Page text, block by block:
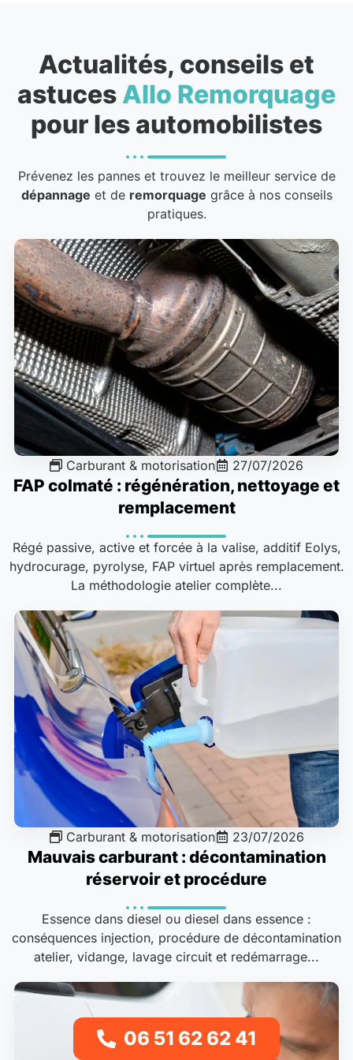
Actualités, conseils et
astuces Allo Remorquage
pour les automobilistes
Prévenez les pannes et trouvez le meilleur service de
dépannage et de remorquage grâce à nos conseils
pratiques.
Carburant & motorisation 27/07/2026
FAP colmaté : régénération, nettoyage et
remplacement
Régé passive, active et forcée à la valise, additif Eolys,
hydrocurage, pyrolyse, FAP virtuel après remplacement.
La méthodologie atelier complète...
Carburant & motorisation 23/07/2026
Mauvais carburant : décontamination
réservoir et procédure
Essence dans diesel ou diesel dans essence :
conséquences injection, procédure de décontamination
atelier, vidange, lavage circuit et redémarrage...
06 51 62 62 41